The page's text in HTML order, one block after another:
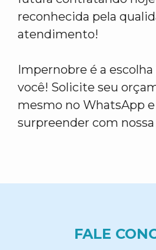
reconhecida pela
atendimento!
Impernobre é a
você! Solicite seu
mesmo no WhatsApp
surpreender com
FALE